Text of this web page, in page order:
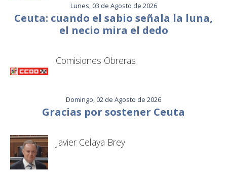
Lunes, 03 de Agosto de 2026
Ceuta: cuando el sabio señala la luna,
el necio mira el dedo
Comisiones Obreras
Domingo, 02 de Agosto de 2026
Gracias por sostener Ceuta
Javier Celaya Brey